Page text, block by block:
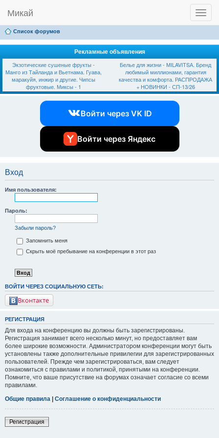
T
o
g
l
n
a
v
i
g
Микай
Ссылки Вход
Список форумов
Рекламные объявления
Экзотические сушеные фрукты -
Манго из Тайланда и Вьетнама. Гуава,
маракуйя, инжир и другие. Чипсы
фруктовые. Миксы - 1
Белье для жизни - МILAVIТSА. Бренд
любимый миллионами, гарантия
качества и комфорта. РАСПРОДАЖА
+ НОВИНКИ - СП-13/26
Войти через VK ID
Войти через Яндекс
Вход
Имя пользователя:
Пароль:
Забыли пароль?
Запомнить меня
Скрыть моё пребывание на конференции в этот раз
ВОЙТИ ЧЕРЕЗ СОЦИАЛЬНУЮ СЕТЬ:
Вконтакте
РЕГИСТРАЦИЯ
Для входа на конференцию вы должны быть зарегистрированы.
Регистрация занимает всего несколько минут, но предоставляет вам
более широкие возможности. Администратором конференции могут быть
установлены также дополнительные привилегии для зарегистрированных
пользователей. Прежде чем зарегистрироваться, вам следует
ознакомиться с правилами и политикой, принятыми на конференции.
Помните, что ваше присутствие на форумах означает согласие со всеми
правилами.
Общие правила
Соглашение о конфиденциальности
Регистрация